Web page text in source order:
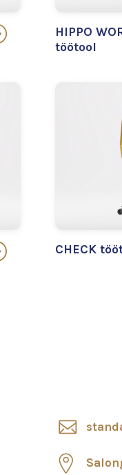
HIPPO
töötool
CHECK